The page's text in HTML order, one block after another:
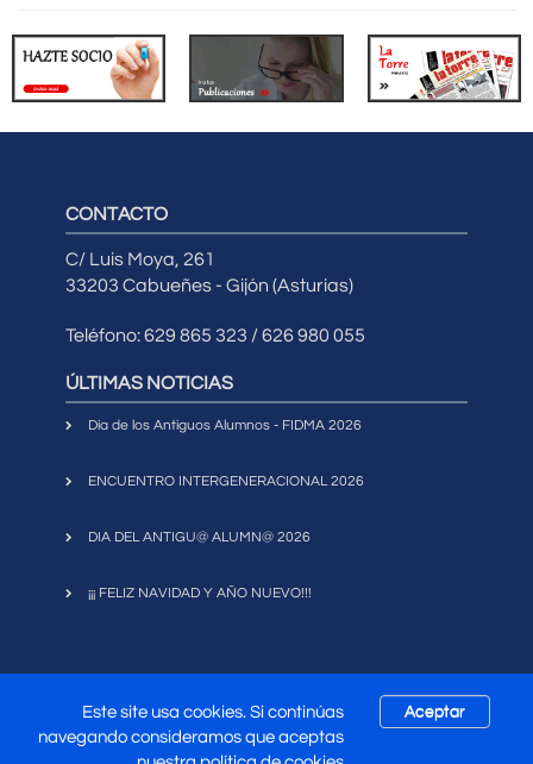
CONTACTO
C/ Luis Moya, 261
33203 Cabueñes - Gijón (Asturias)
Teléfono: 629 865 323 / 626 980 055
ÚLTIMAS NOTICIAS
Día de los Antiguos Alumnos - FIDMA 2026
ENCUENTRO INTERGENERACIONAL 2026
DIA DEL ANTIGU@ ALUMN@ 2026
¡¡¡ FELIZ NAVIDAD Y AÑO NUEVO!!!
Asociación Antiguos Alumnos
Universidad Laboral de Gijón
Mapa Web
Este site usa cookies. Si continúas
navegando consideramos que aceptas
Aceptar